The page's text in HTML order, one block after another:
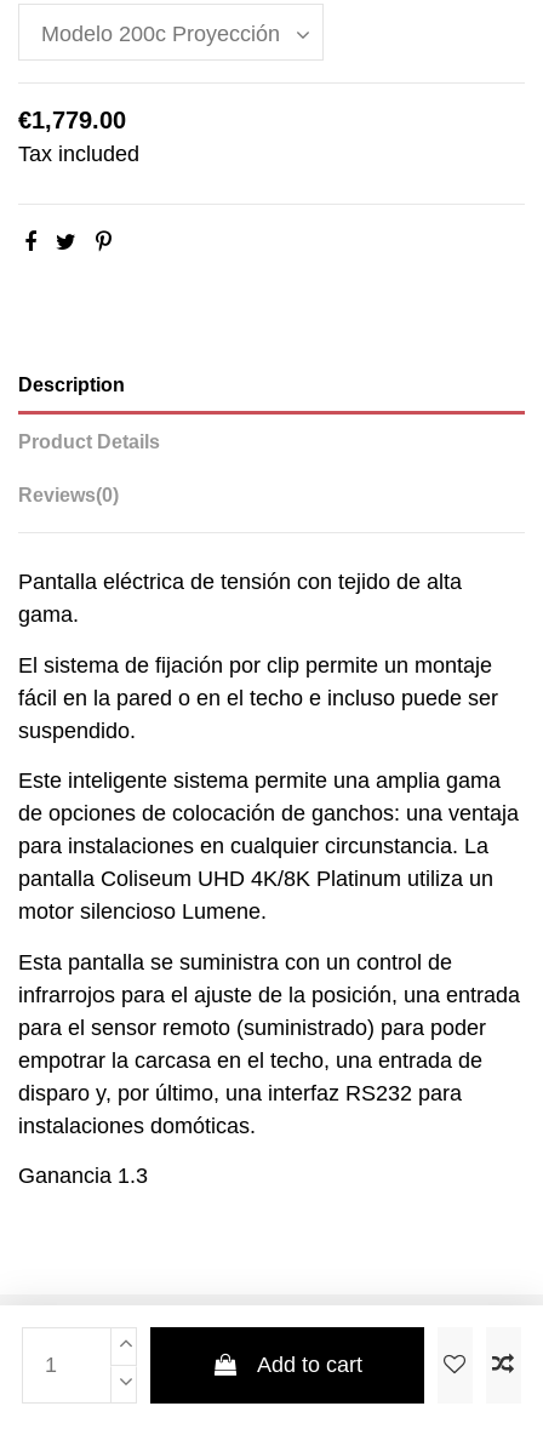
€1,779.00
Tax included
Add to cart
Description
Product Details
Reviews(0)
Pantalla eléctrica de tensión con tejido de alta
gama.
El sistema de fijación por clip permite un montaje
fácil en la pared o en el techo e incluso puede ser
suspendido.
Este inteligente sistema permite una amplia gama
de opciones de colocación de ganchos: una ventaja
para instalaciones en cualquier circunstancia. La
pantalla Coliseum UHD 4K/8K Platinum utiliza un
motor silencioso Lumene.
Esta pantalla se suministra con un control de
infrarrojos para el ajuste de la posición, una entrada
para el sensor remoto (suministrado) para poder
empotrar la carcasa en el techo, una entrada de
disparo y, por último, una interfaz RS232 para
instalaciones domóticas.
Ganancia 1.3